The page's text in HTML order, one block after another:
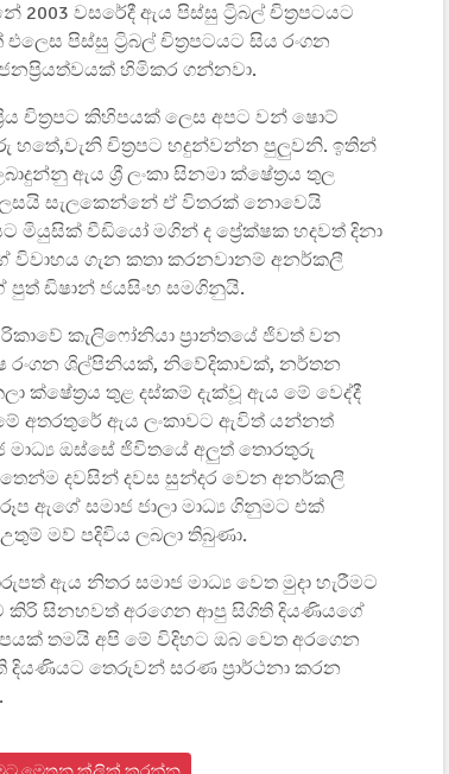
වසරේදී ඇය පිස්සු ට්‍රිබල් චිත්‍රපටයට
පිස්සු ට්‍රිබල් චිත්‍රපටයට සිය රංගන
හිමිකර ගන්නවා.
චිත්‍රපට කිහිපයක් ලෙස අපට වන් ෂොට්
හතේ,වැනි චිත්‍රපට හදුන්වන්න පුලුවනි. ඉතින්
ඇය ශ්‍රී ලංකා සිනමා ක්ෂේත්‍රය තුල
සැලකෙන්නේ ඒ විතරක් නොවෙයි
මියුසික් වීඩියෝ මගින් ද ප්‍රේක්ෂක හදවත් දිනා
විවාහය ගැන කතා කරනවානම් අනර්කලී
ඩිෂාන් ජයසිංහ සමගිනුයි.
කැලිෆෝනියා ප්‍රාන්තයේ ජිවත් වන
රංගන ශිල්පිනියක්, නිවේදිකාවක්, නර්තන
ක්ෂේත්‍රය තුළ දස්කම් දැක්වූ ඇය මේ වෙද්දී
අතරතුරේ ඇය ලංකාවට ඇවිත් යන්නත්
ඔස්සේ ජිවිතයේ අලුත් තොරතුරු
දවසින් දවස සුන්දර වෙන අනර්කලී
ඇගේ සමාජ ජාලා මාධ්‍ය ගිනුමට එක්
මව් පදිවිය ලබලා තිබුණා.
ඇය නිතර සමාජ මාධ්‍ය වෙත මුදා හැරීමට
කිරි සිනහවත් අරගෙන ආපු සිගිති දියණියගේ
තමයි අපි මේ විදිහට ඔබ වෙත අරගෙන
තෙරුවන් සරණ ප්‍රාර්ථනා කරන